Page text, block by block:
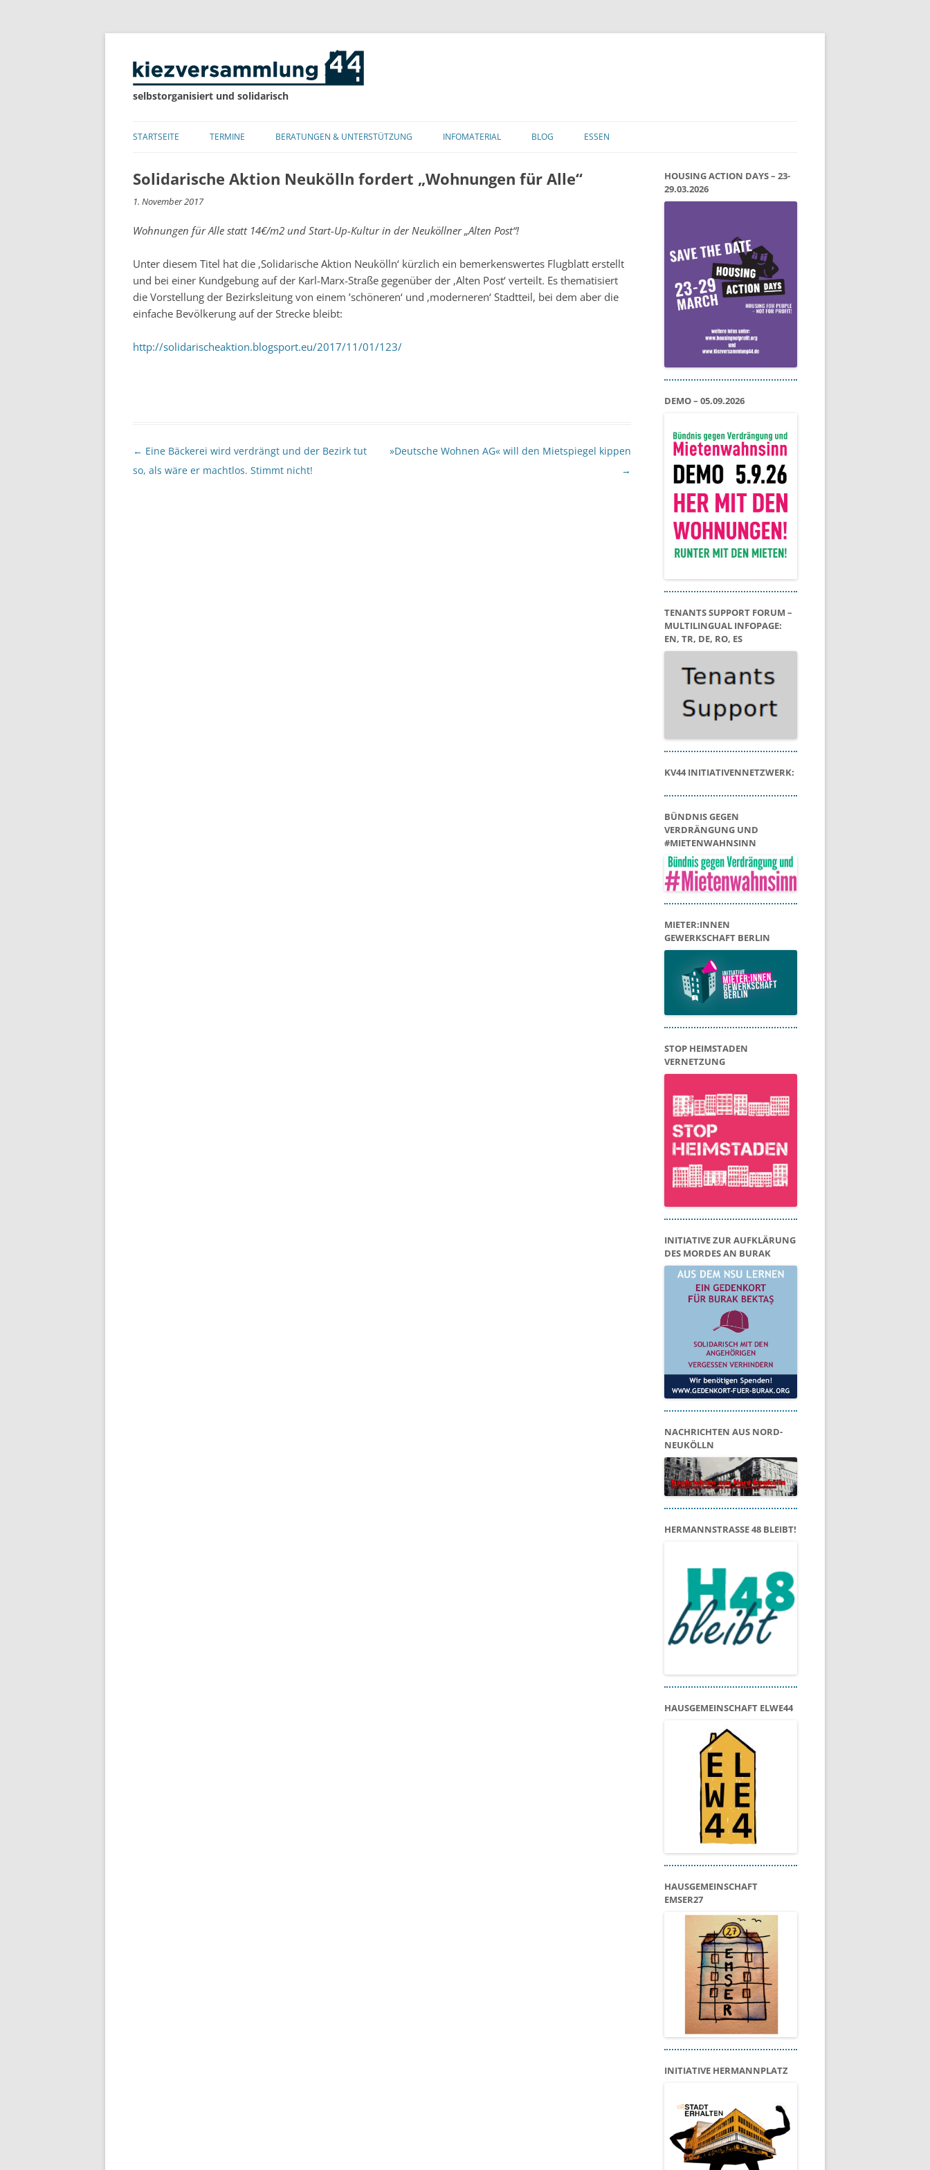
selbstorganisiert und solidarisch
Inhalt
STARTSEITE TERMINE BERATUNGEN & UNTERSTÜTZUNG INFOMATERIAL BLOG ESSEN
Solidarische Aktion Neukölln fordert „Wohnungen für Alle“
1. November 2017
Wohnungen für Alle statt 14€/m2 und Start-Up-Kultur in der Neuköllner „Alten Post“!
Unter diesem Titel hat die ‚Solidarische Aktion Neukölln‘ kürzlich ein bemerkenswertes Flugblatt erstellt
und bei einer Kundgebung auf der Karl-Marx-Straße gegenüber der ‚Alten Post‘ verteilt. Es thematisiert
die Vorstellung der Bezirksleitung von einem ’schöneren‘ und ‚moderneren‘ Stadtteil, bei dem aber die
einfache Bevölkerung auf der Strecke bleibt:
http://solidarischeaktion.blogsport.eu/2017/11/01/123/
Beitragsnavigation
← Eine Bäckerei wird verdrängt und der Bezirk tut
so, als wäre er machtlos. Stimmt nicht!
»Deutsche Wohnen AG« will den Mietspiegel kippen
→
HOUSING ACTION DAYS – 23-
29.03.2026
DEMO – 05.09.2026
TENANTS SUPPORT FORUM –
MULTILINGUAL INFOPAGE:
EN, TR, DE, RO, ES
KV44 INITIATIVENNETZWERK:
BÜNDNIS GEGEN
VERDRÄNGUNG UND
#MIETENWAHNSINN
MIETER:INNEN
GEWERKSCHAFT BERLIN
STOP HEIMSTADEN
VERNETZUNG
INITIATIVE ZUR AUFKLÄRUNG
DES MORDES AN BURAK
NACHRICHTEN AUS NORD-
NEUKÖLLN
HERMANNSTRASSE 48 BLEIBT!
HAUSGEMEINSCHAFT ELWE44
HAUSGEMEINSCHAFT
EMSER27
INITIATIVE HERMANNPLATZ